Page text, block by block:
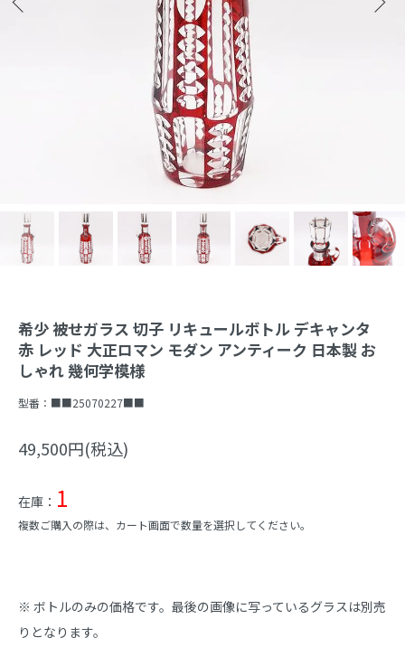
希少 被せガラス 切子 リキュールボトル デキャンタ
赤 レッド 大正ロマン モダン アンティーク 日本製 お
しゃれ 幾何学模様
型番： ■■25070227■■
49,500円(税込)
在庫： 1
複数ご購入の際は、カート画面で数量を選択してください。
商品説明
※ ボトルのみの価格です。最後の画像に写っているグラスは別売
りとなります。